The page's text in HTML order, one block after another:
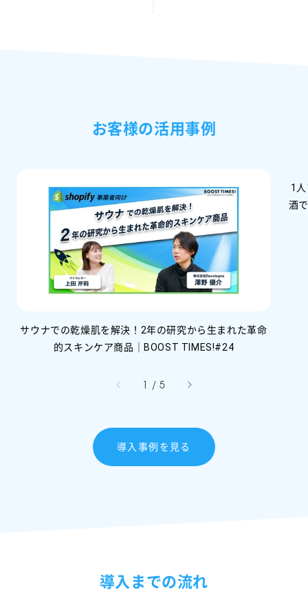
お客様の活用事例
サウナでの乾燥肌を解決！2年の研究から生まれた革命
的スキンケア商品｜BOOST TIMES!#24
1
酒
1 //
5
導入事例を見る
導入までの流れ